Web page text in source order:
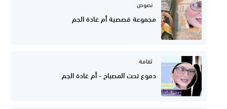
نصوص
مجموعة قصصية أم غادة الجم
ثقافة
دموع تحت المصباح - أم غادة الجم